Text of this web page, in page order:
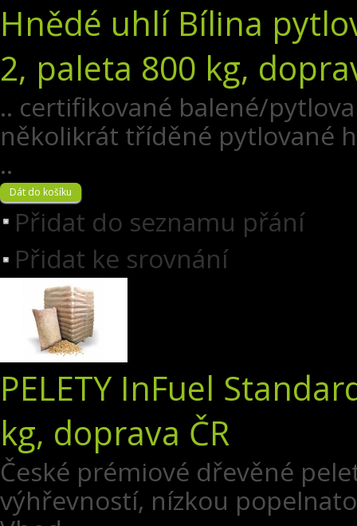
Hnědé uhlí Bílina
2, paleta 800 kg,
.. certifikované balené/
několikrát tříděné pytlované
..
Přidat do seznamu přání
Přidat ke srovnání
PELETY InFuel
kg, doprava ČR
České prémiové dřevěné
výhřevností, nízkou